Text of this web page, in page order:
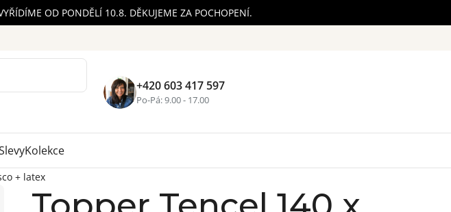
OD PONDĚLÍ 10.8. DĚKUJEME ZA POCHOPENÍ.
+420 603 417 597
Po-Pá: 9.00 - 17.00
Kolekce
+ latex